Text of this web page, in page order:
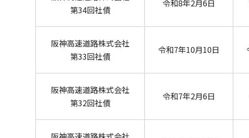
第34回社債
令和8年2月6日
阪神高速道路株式会社
第33回社債
令和7年10月10日
阪神高速道路株式会社
第32回社債
令和7年2月6日